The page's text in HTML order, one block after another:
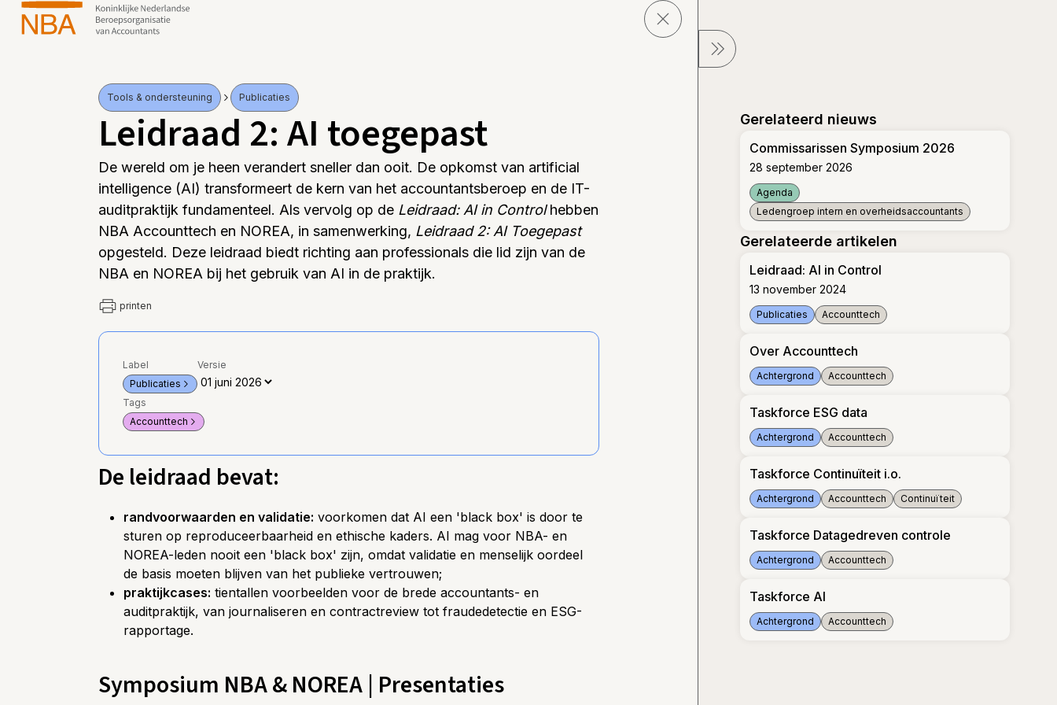
Tools & ondersteuning Publicaties
Leidraad 2: AI toegepast
De wereld om je heen verandert sneller dan ooit. De opkomst van artificial
intelligence (AI) transformeert de kern van het accountantsberoep en de IT-
auditpraktijk fundamenteel. Als vervolg op de Leidraad: AI in Controlhebben
NBA Accounttech en NOREA, in samenwerking, Leidraad 2: AI Toegepast
opgesteld. Deze leidraad biedt richting aan professionals die lid zijn van de
NBA en NOREA bij het gebruik van AI in de praktijk.
printen
Label
Publicaties
Versie
Tags
Accounttech
De leidraad bevat:
randvoorwaarden en validatie: voorkomen dat AI een 'black box' is door te
sturen op reproduceerbaarheid en ethische kaders. AI mag voor NBA- en
NOREA-leden nooit een 'black box' zijn, omdat validatie en menselijk oordeel
de basis moeten blijven van het publieke vertrouwen;
praktijkcases: tientallen voorbeelden voor de brede accountants- en
auditpraktijk, van journaliseren en contractreview tot fraudedetectie en ESG-
rapportage.
Symposium NBA & NOREA | Presentaties
Gerelateerd nieuws
Commissarissen Symposium 2026
28 september 2026
Agenda
Ledengroep intern en overheidsaccountants
Gerelateerde artikelen
Leidraad: AI in Control
13 november 2024
Publicaties Accounttech
Over Accounttech
Achtergrond Accounttech
Taskforce ESG data
Achtergrond Accounttech
Taskforce Continuïteit i.o.
Achtergrond Accounttech Continuïteit
Taskforce Datagedreven controle
Achtergrond Accounttech
Taskforce AI
Achtergrond Accounttech